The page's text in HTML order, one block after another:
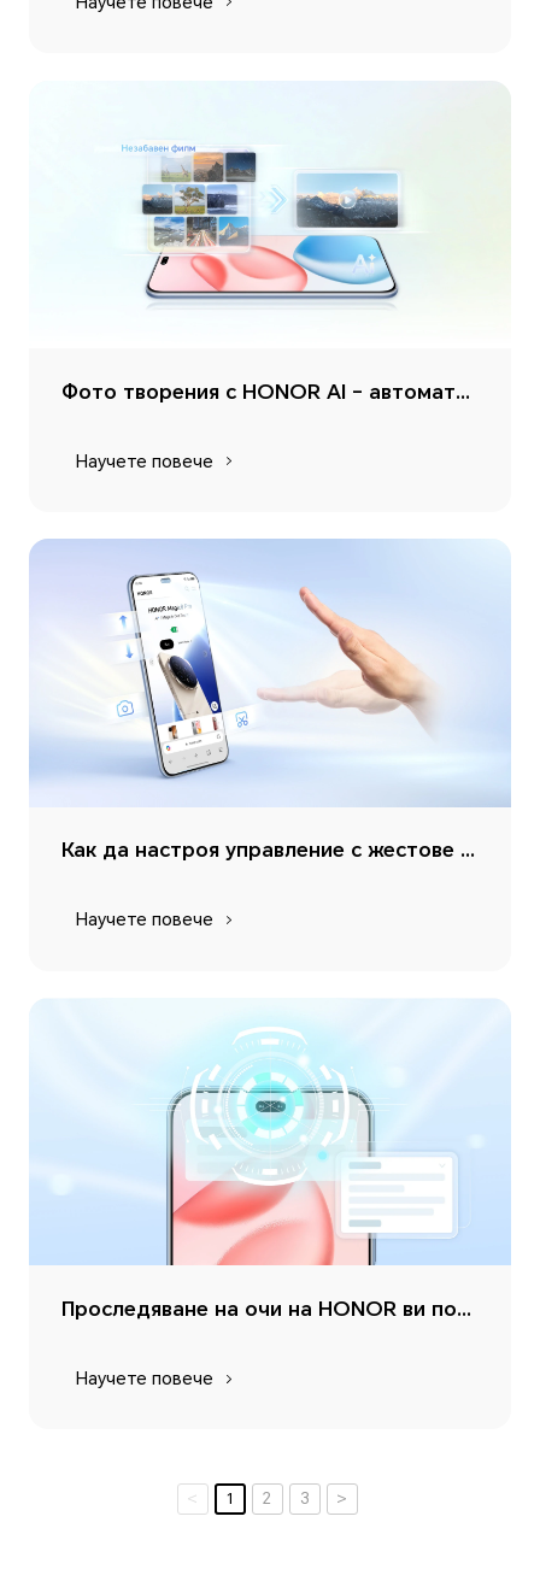
Фото творения с HONOR AI – автоматично генериране на Незабавен филм
Научете повече
Как да настроя управление с жестове на мобилния си телефон HONOR?
Научете повече
Проследяване на очи на HONOR ви позволява да преглеждате съобщения с един поглед
Научете повече
< 1 2 3 >